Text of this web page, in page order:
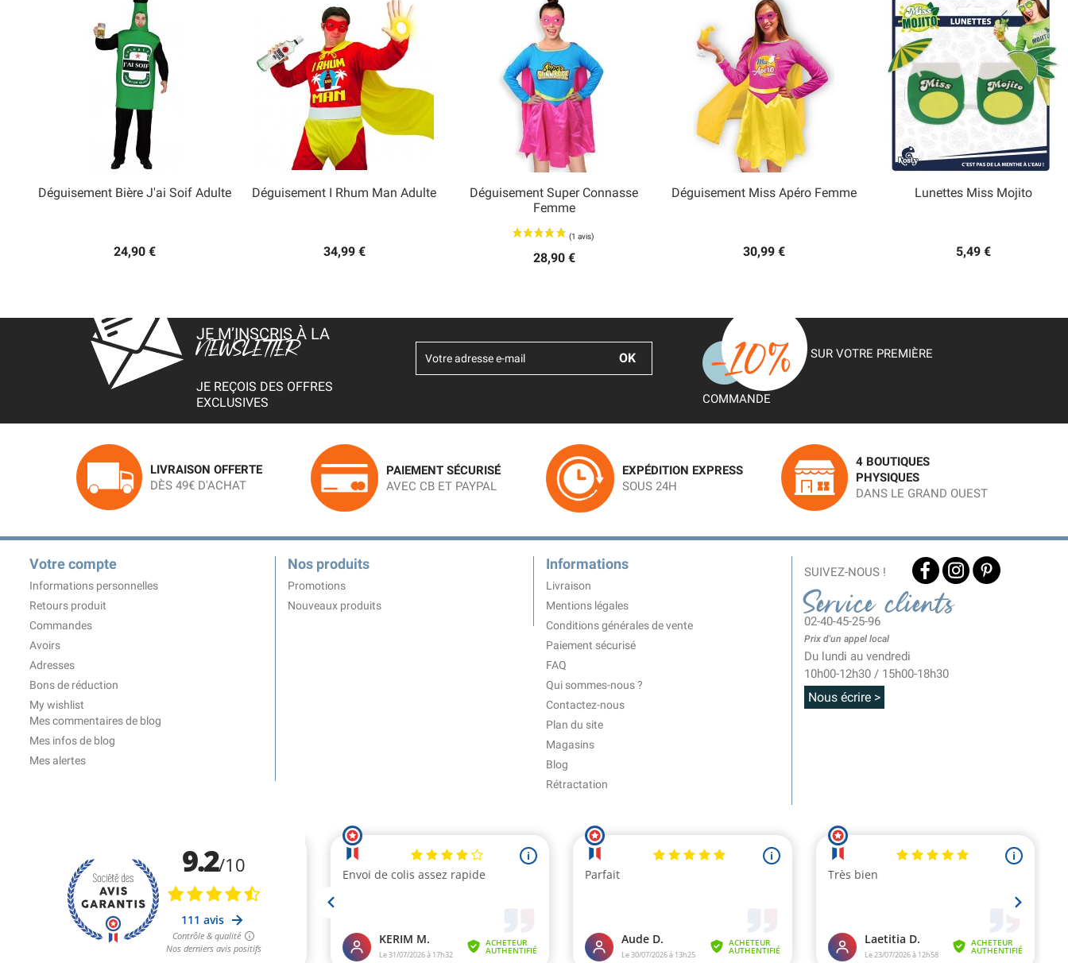
Déguisement Bière J'ai Soif Adulte
24,90 €
Déguisement I Rhum Man Adulte
34,99 €
Déguisement Super Connasse
Femme
28,90 €
Aperçu rapide
Déguisement Miss Apéro Femme
30,99 €
Lunettes Miss Mojito
5,49 €
JE M’INSCRIS À LA
NEWSLETTER
JE REÇOIS DES OFFRES
EXCLUSIVES
SUR VOTRE PREMIÈRE
COMMANDE
LIVRAISON OFFERTE
DÈS 49€ D'ACHAT
PAIEMENT SÉCURISÉ
AVEC CB ET PAYPAL
EXPÉDITION EXPRESS
SOUS 24H
4 BOUTIQUES
PHYSIQUES
DANS LE GRAND OUEST
Votre compte
Informations personnelles
Retours produit
Commandes
Avoirs
Adresses
Bons de réduction
My wishlist
Mes commentaires de blog
Mes infos de blog
Mes alertes
Nos produits
Promotions
Nouveaux produits
Informations
Livraison
Mentions légales
Conditions générales de vente
Paiement sécurisé
FAQ
Qui sommes-nous ?
Contactez-nous
Plan du site
Magasins
Blog
Rétractation
SUIVEZ-NOUS !
Service clients
02-40-45-25-96
Prix d'un appel local
Du lundi au vendredi
10h00-12h30 / 15h00-18h30
Nous écrire >